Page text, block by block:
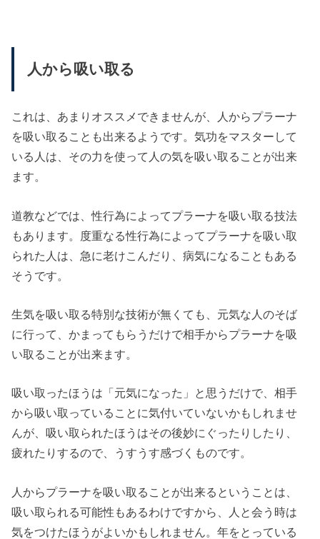
人から吸い取る
これは、あまりオススメできませんが、人からプラーナ
を吸い取ることも出来るようです。気功をマスターして
いる人は、その力を使って人の気を吸い取ることが出来
ます。
道教などでは、性行為によってプラーナを吸い取る技法
もあります。度重なる性行為によってプラーナを吸い取
られた人は、急に老けこんだり、病気になることもある
そうです。
生気を吸い取る特別な技術が無くても、元気な人のそば
に行って、かまってもらうだけで相手からプラーナを吸
い取ることが出来ます。
吸い取ったほうは「元気になった」と思うだけで、相手
から吸い取っていることに気付いていないかもしれませ
んが、吸い取られたほうはその後妙にぐったりしたり、
疲れたりするので、うすうす感づくものです。
人からプラーナを吸い取ることが出来るということは、
吸い取られる可能性もあるわけですから、人と会う時は
気をつけたほうがよいかもしれません。年をとっている